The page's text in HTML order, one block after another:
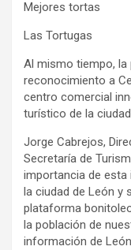
Mejores tortas
Las Tortugas
Al mismo tiempo,
reconocimiento a
centro comercial
turístico de la
Jorge Cabrejos,
Secretaría de
importancia de esta
la ciudad de León y
plataforma
la población de
información de